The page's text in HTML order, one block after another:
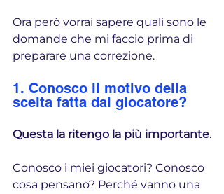
Ora però vorrai sapere quali sono le
domande che mi faccio prima di
preparare una correzione.
1. Conosco il motivo della
scelta fatta dal giocatore?
Questa la ritengo la più importante.
Conosco i miei giocatori? Conosco
cosa pensano? Perché vanno una